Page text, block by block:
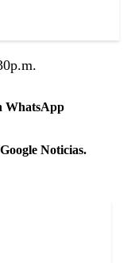
WhatsApp
Noticias.